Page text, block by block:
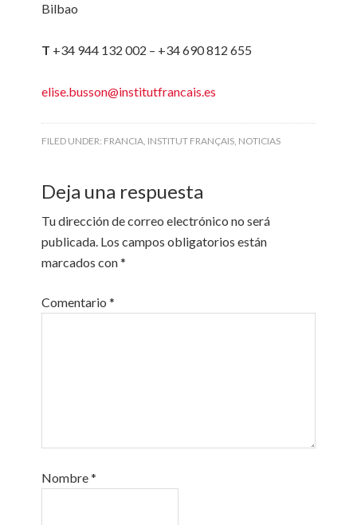
Bilbao
T +34 944 132 002 – +34 690 812 655
elise.busson@institutfrancais.es
FILED UNDER: FRANCIA, INSTITUT FRANÇAIS, NOTICIAS
Deja una respuesta
Tu dirección de correo electrónico no será
publicada. Los campos obligatorios están
marcados con*
Comentario*
Nombre*